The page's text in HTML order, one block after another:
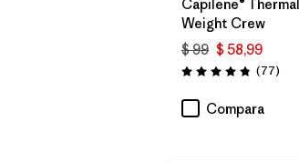
Capilene® Thermal
Weight Crew
$ 99 $ 58,99
Valoración: 4.8 / 5
(77)
Compara